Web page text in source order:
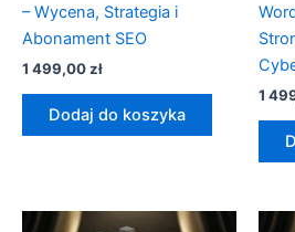
– Wycena, Strategia i
Abonament SEO
1 499,00zł
Dodaj do koszyka
1